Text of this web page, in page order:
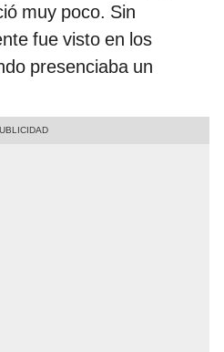
muy poco. Sin
fue visto en los
presenciaba un